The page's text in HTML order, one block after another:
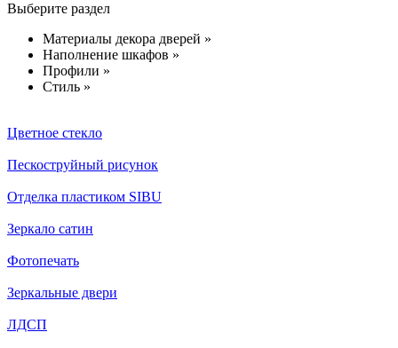
Выберите раздел
Материалы декора дверей »
Наполнение шкафов »
Профили »
Стиль »
Цветное стекло
Пескоструйный рисунок
Отделка пластиком SIBU
Зеркало сатин
Фотопечать
Зеркальные двери
ЛДСП